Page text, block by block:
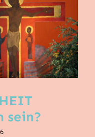
sein?